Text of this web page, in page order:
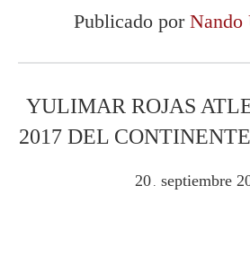
Publicado por Nando
YULIMAR ROJAS
2017 DEL
20 . septiembre